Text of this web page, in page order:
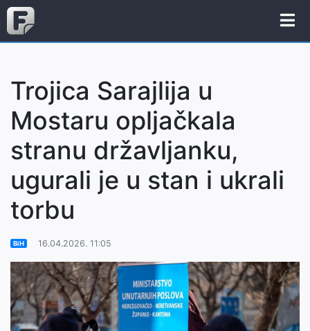
Trojica Sarajlija u
Mostaru opljačkala
stranu državljanku,
ugurali je u stan i ukrali
torbu
BiH 16.04.2026. 11:05